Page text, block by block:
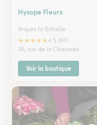
Hysope Fleurs
Arques la Bataille
★★★★★4.5 (61)
39, rue de la Chaussée
Voir la boutique